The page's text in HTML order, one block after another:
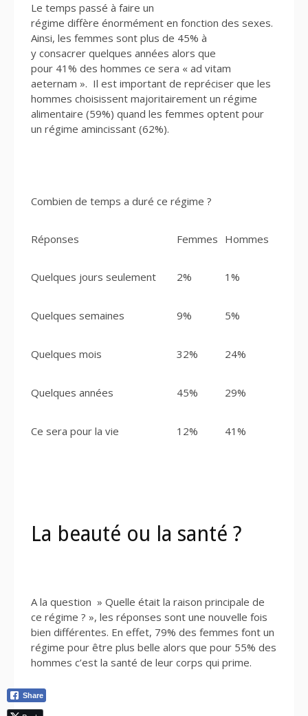
Le temps passé à faire un
régime diffère énormément en fonction des sexes.
Ainsi, les femmes sont plus de 45% à
y consacrer quelques années alors que
pour 41% des hommes ce sera « ad vitam
aeternam ». Il est important de repréciser que les
hommes choisissent majoritairement un régime
alimentaire (59%) quand les femmes optent pour
un régime amincissant (62%).
Combien de temps a duré ce régime ?
Réponses Femmes Hommes
Quelques jours seulement 2% 1%
Quelques semaines 9% 5%
Quelques mois 32% 24%
Quelques années 45% 29%
Ce sera pour la vie 12% 41%
La beauté ou la santé ?
A la question » Quelle était la raison principale de
ce régime ? », les réponses sont une nouvelle fois
bien différentes. En effet, 79% des femmes font un
régime pour être plus belle alors que pour 55% des
hommes c’est la santé de leur corps qui prime.
Share